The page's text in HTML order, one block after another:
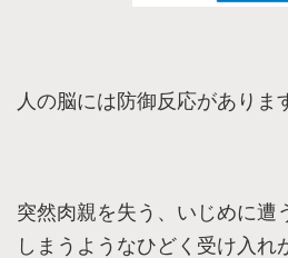
人の脳には防御反応がありま
突然肉親を失う、いじめに遭
しまうようなひどく受け入れ